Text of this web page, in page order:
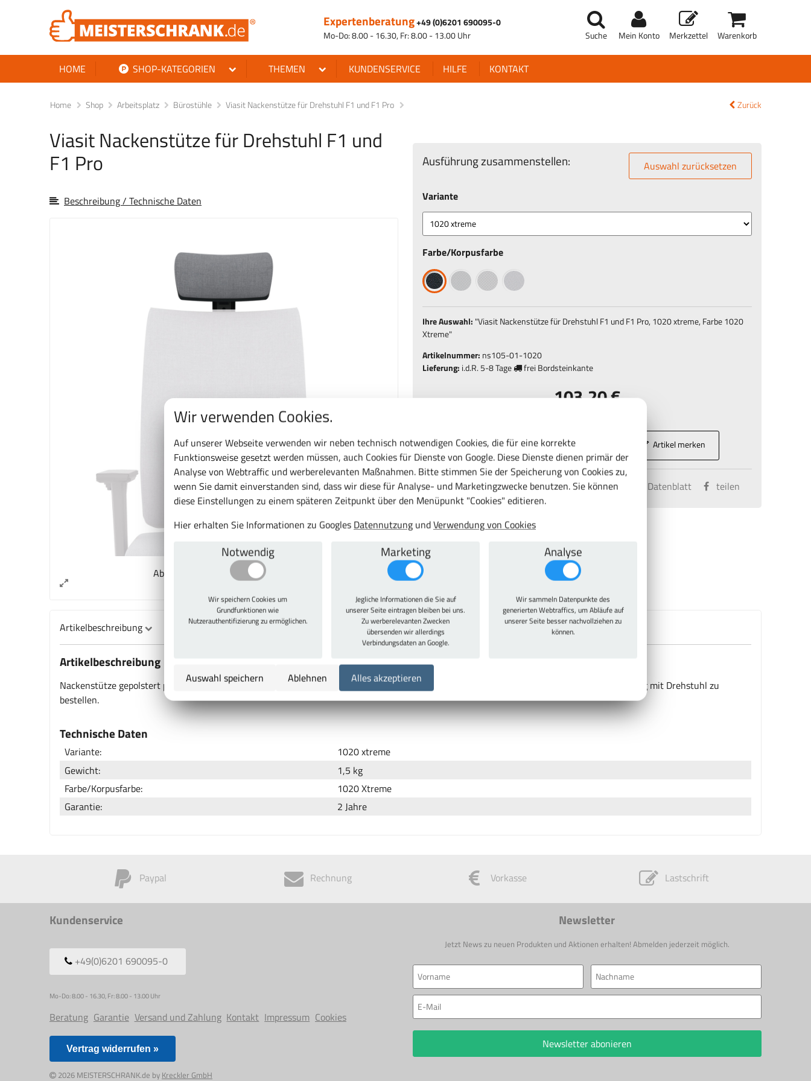
Expertenberatung+49 (0)6201 690095-0
Mo-Do: 8.00 - 16.30, Fr: 8.00 - 13.00 Uhr
Suche Mein Konto Merkzettel Warenkorb
HOME SHOP-KATEGORIEN THEMEN KUNDENSERVICE HILFE KONTAKT
Home Shop Arbeitsplatz Bürostühle Viasit Nackenstütze für Drehstuhl F1 und F1 Pro Zurück
Viasit Nackenstütze für Drehstuhl F1 und
F1 Pro
Beschreibung / Technische Daten
Abb. kann vom Original abweichen
Ausführung zusammenstellen: Auswahl zurücksetzen
Variante
Farbe/Korpusfarbe
Ihre Auswahl: "Viasit Nackenstütze für Drehstuhl F1 und F1 Pro, 1020 xtreme, Farbe 1020
Xtreme"
Artikelnummer: ns105-01-1020
Lieferung: i.d.R. 5-8 Tage frei Bordsteinkante
103,20 €
St. In den Warenkorb Artikel merken
Frage zu diesem Produkt vergleichen Datenblatt teilen
Artikelbeschreibung
Artikelbeschreibung
Nackenstütze gepolstert passend für Viasit Drehstühle F1 und F1 Pro mit hohem Rücken 61 cm. Als Zubehör zum Drehstuhl, nur in Verbindung mit Drehstuhl zu
bestellen.
Technische Daten
Variante:
1020 xtreme
Gewicht:
1,5 kg
Farbe/Korpusfarbe:
1020 Xtreme
Garantie:
2 Jahre
Paypal Rechnung Vorkasse Lastschrift
Kundenservice
+49(0)6201 690095-0
Mo-Do: 8.00 - 16.30, Fr: 8.00 - 13.00 Uhr
Beratung Garantie Versand und Zahlung Kontakt Impressum Cookies
Vertrag widerrufen »
2026 MEISTERSCHRANK.de by Kreckler GmbH
Newsletter
Jetzt News zu neuen Produkten und Aktionen erhalten! Abmelden jederzeit möglich.
Newsletter abonieren
Wir verwenden Cookies.
Auf unserer Webseite verwenden wir neben technisch notwendigen Cookies, die für eine korrekte
Funktionsweise gesetzt werden müssen, auch Cookies für Dienste von Google. Diese Dienste dienen primär der
Analyse von Webtraffic und werberelevanten Maßnahmen. Bitte stimmen Sie der Speicherung von Cookies zu,
wenn Sie damit einverstanden sind, dass wir diese für Analyse- und Marketingzwecke benutzen. Sie können
diese Einstellungen zu einem späteren Zeitpunkt über den Menüpunkt "Cookies" editieren.
Hier erhalten Sie Informationen zu Googles Datennutzung undVerwendung von Cookies
Notwendig
Wir speichern Cookies um
Grundfunktionen wie
Nutzerauthentifizierung zu ermöglichen.
Marketing
Jegliche Informationen die Sie auf
unserer Seite eintragen bleiben bei uns.
Zu werberelevanten Zwecken
übersenden wir allerdings
Verbindungsdaten an Google.
Analyse
Wir sammeln Datenpunkte des
generierten Webtraffics, um Abläufe auf
unserer Seite besser nachvollziehen zu
können.
Auswahl speichern Ablehnen Alles akzeptieren